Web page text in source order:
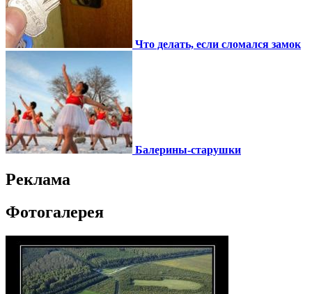
Что делать, если сломался замок
Балерины-старушки
Реклама
Фотогалерея